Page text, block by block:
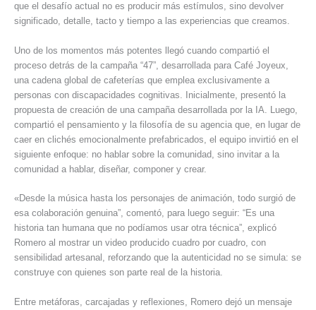
que el desafío actual no es producir más estímulos, sino devolver
significado, detalle, tacto y tiempo a las experiencias que creamos.
Uno de los momentos más potentes llegó cuando compartió el
proceso detrás de la campaña “47”, desarrollada para Café Joyeux,
una cadena global de cafeterías que emplea exclusivamente a
personas con discapacidades cognitivas. Inicialmente, presentó la
propuesta de creación de una campaña desarrollada por la IA. Luego,
compartió el pensamiento y la filosofía de su agencia que, en lugar de
caer en clichés emocionalmente prefabricados, el equipo invirtió en el
siguiente enfoque: no hablar sobre la comunidad, sino invitar a la
comunidad a hablar, diseñar, componer y crear.
«Desde la música hasta los personajes de animación, todo surgió de
esa colaboración genuina”, comentó, para luego seguir: “Es una
historia tan humana que no podíamos usar otra técnica”, explicó
Romero al mostrar un video producido cuadro por cuadro, con
sensibilidad artesanal, reforzando que la autenticidad no se simula: se
construye con quienes son parte real de la historia.
Entre metáforas, carcajadas y reflexiones, Romero dejó un mensaje